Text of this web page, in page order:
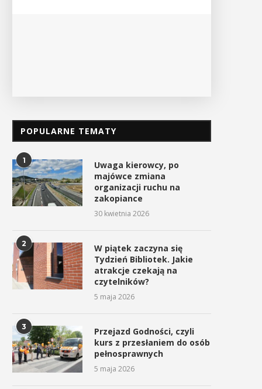
POPULARNE TEMATY
1
Uwaga kierowcy, po
majówce zmiana
organizacji ruchu na
zakopiance
30 kwietnia 2026
2
W piątek zaczyna się
Tydzień Bibliotek. Jakie
atrakcje czekają na
czytelników?
5 maja 2026
3
Przejazd Godności, czyli
kurs z przesłaniem do osób
pełnosprawnych
5 maja 2026